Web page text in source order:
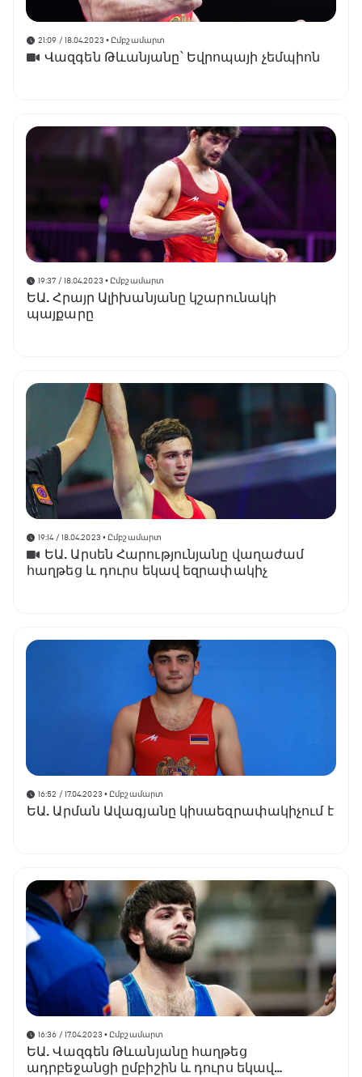
21:09 / 18.04.2023 • Ըմբշամարտ
Վազգեն Թևանյանը՝ Եվրոպայի չեմպիոն
19:37 / 18.04.2023 • Ըմբշամարտ
ԵԱ. Հրայր Ալիխանյանը կշարունակի
պայքարը
19:14 / 18.04.2023 • Ըմբշամարտ
ԵԱ. Արսեն Հարությունյանը վաղաժամ
հաղթեց և դուրս եկավ եզրափակիչ
16:52 / 17.04.2023 • Ըմբշամարտ
ԵԱ. Արման Ավագյանը կիսաեզրափակիչում է
16:36 / 17.04.2023 • Ըմբշամարտ
ԵԱ. Վազգեն Թևանյանը հաղթեց
ադրբեջանցի ըմբիշին և դուրս եկավ